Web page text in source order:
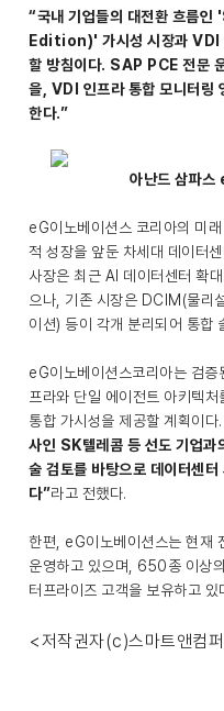
“국내 기업들의 대전환 흐
Edition)' 가시성 시장과 VDI
할 방침이다. SAP PCE 전문
을, VDI 인프라 통합 모니터링
한다.”
아난드 삼파스
eG이노베이션스 코리아의 미
적 성장을 앞둔 차세대 데이터
사장은 최근 AI 데이터센터 확
으나, 기존 시장은 DCIM(물리
이션) 등이 각개 분리되어 통합
eG이노베이션스코리아는 검
프라와 단일 에이전트 아키텍
통합 가시성을 제공할 계획이
사인 SK텔레콤 등 선도 기업과
술 검토를 바탕으로 데이터센
다”라고 전했다.
한편, eG이노베이션스는 현재
운영하고 있으며, 650종 이상
터프라이즈 고객을 보유하고 있
<저작권자(c)스마트앤컴